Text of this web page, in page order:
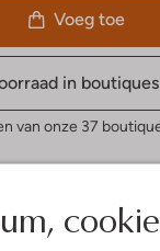
Voeg toe
in boutiques
van onze 37